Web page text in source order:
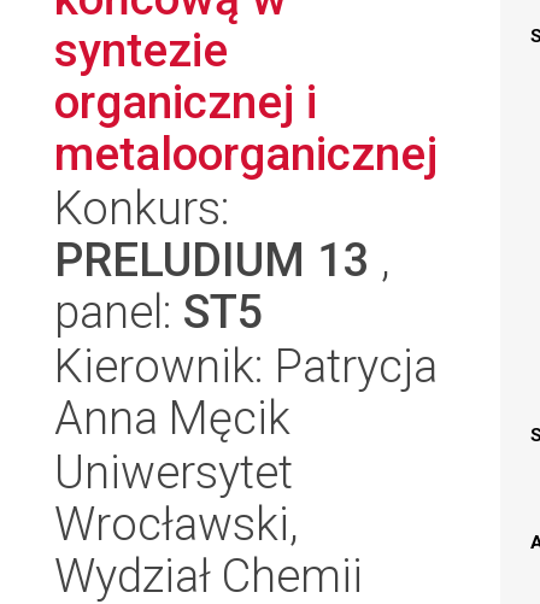
syntezie
organicznej i
metaloorganicznej
Konkurs:
PRELUDIUM 13 ,
panel: ST5
Kierownik: Patrycja
Anna Męcik
Uniwersytet
Wrocławski,
Wydział Chemii